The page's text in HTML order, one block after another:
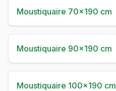
Moustiquaire 70×190 cm
Moustiquaire 90×190 cm
Moustiquaire 100×190 cm